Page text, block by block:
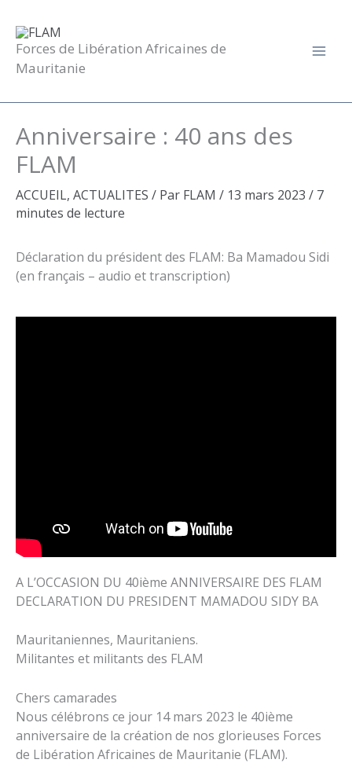
contenu
Forces de Libération Africaines de
Mauritanie
Anniversaire : 40 ans des
FLAM
ACCUEIL, ACTUALITES / Par FLAM / 13 mars 2023 / 7
minutes de lecture
Déclaration du président des FLAM: Ba Mamadou Sidi
(en français – audio et transcription)
A L’OCCASION DU 40ième ANNIVERSAIRE DES FLAM
DECLARATION DU PRESIDENT MAMADOU SIDY BA
Mauritaniennes, Mauritaniens.
Militantes et militants des FLAM
Chers camarades
Nous célébrons ce jour 14 mars 2023 le 40ième
anniversaire de la création de nos glorieuses Forces
de Libération Africaines de Mauritanie (FLAM).